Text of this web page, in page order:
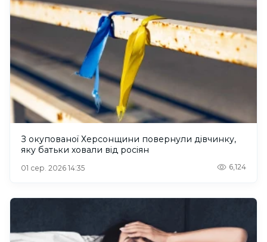
З окупованої Херсонщини повернули дівчинку,
яку батьки ховали від росіян
01 сер. 2026 14:35 6,124